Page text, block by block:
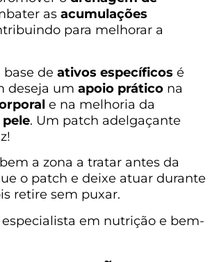
as acumulações
para melhorar a
de ativos específicos é
deseja um apoio prático na
e na melhoria da
. Um patch adelgaçante
bem a zona a tratar antes da
o patch e deixe atuar durante
retire sem puxar.
em nutrição e bem-